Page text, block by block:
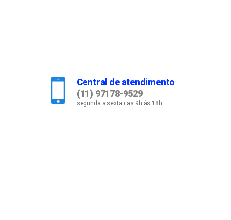
Central de atendimento
(11) 97178-9529
segunda a sexta das 9h às 18h